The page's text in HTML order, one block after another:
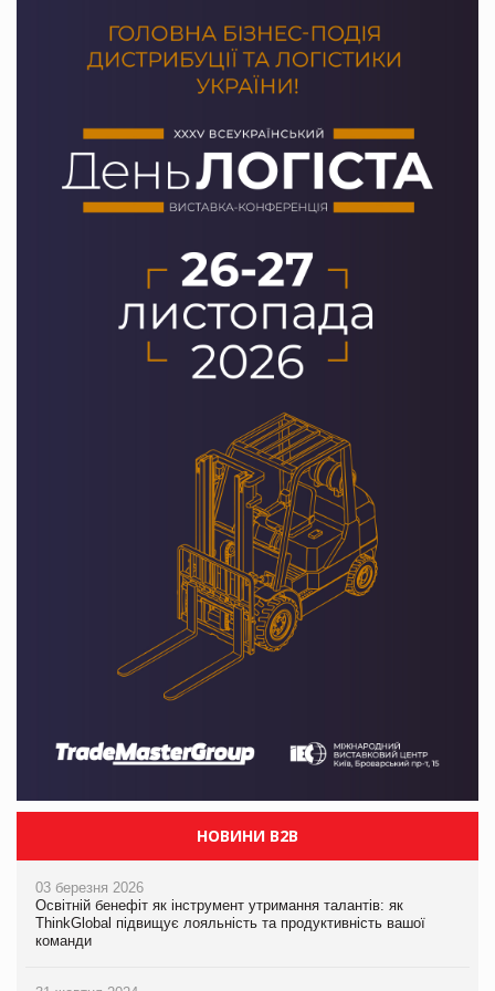
НОВИНИ B2B
03 березня 2026
Освітній бенефіт як інструмент утримання талантів: як
ThinkGlobal підвищує лояльність та продуктивність вашої
команди